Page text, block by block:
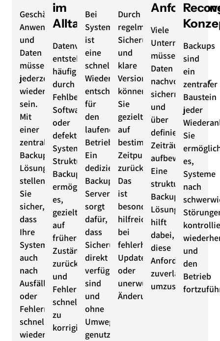
Geschäftskritische
Anwendungen
und
Daten
müssen
jederzeit
wiederherstellbar
sein.
Mit
einer
zentralen
Backup-
Lösung
stellen
Sie
sicher,
dass
Ihre
Systeme
auch
nach
Ausfällen
oder
Fehlern
schnell
wieder
im
Alltag
Datenverluste
entstehen
häufig
durch
Fehlbedienung,
Softwareprobleme
oder
defekte
Systeme.
Strukturierte
Backups
ermöglichen
es,
gezielt
auf
frühere
Zustände
zurückzugreifen
und
Fehler
schnell
zu
korrigieren.
Bei
Systemausfällen
ist
eine
schnelle
Wiederherstellung
entscheidend
für
den
laufenden
Betrieb.
Ein
dedizierter
Backup
Server
sorgt
dafür,
dass
Sicherungen
direkt
verfügbar
sind
und
ohne
Umwege
genutzt
Durch
regelmäßige
Sicherungen
und
klare
Versionierung
können
Sie
gezielt
auf
bestimmte
Zeitpunkte
zurückgreifen.
Das
ist
besonders
hilfreich
bei
fehlerhaften
Updates
oder
unerwünschten
Änderungen.
Viele
Unternehmen
müssen
Daten
nachvollziehbar
sichern
und
über
definierte
Zeiträume
aufbewahren.
Eine
strukturierte
Backup-
Lösung
hilft
dabei,
diese
Anforderungen
zuverlässig
umzusetzen.
Backups
sind
ein
zentraler
Baustein
jeder
Sie
es,
Systeme
nach
und
den
Betrieb